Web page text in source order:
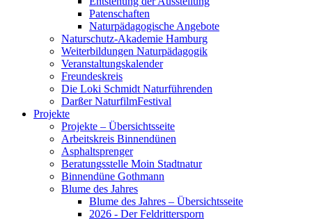
Patenschaften
Naturpädagogische Angebote
Naturschutz-Akademie Hamburg
Weiterbildungen Naturpädagogik
Veranstaltungskalender
Freundeskreis
Die Loki Schmidt Naturführenden
Darßer NaturfilmFestival
Projekte
Projekte – Übersichtsseite
Arbeitskreis Binnendünen
Asphaltsprenger
Beratungsstelle Moin Stadtnatur
Binnendüne Gothmann
Blume des Jahres
Blume des Jahres – Übersichtsseite
2026 - Der Feldrittersporn